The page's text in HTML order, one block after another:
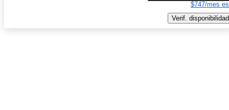
$747/mes
Verif. disponibilidad